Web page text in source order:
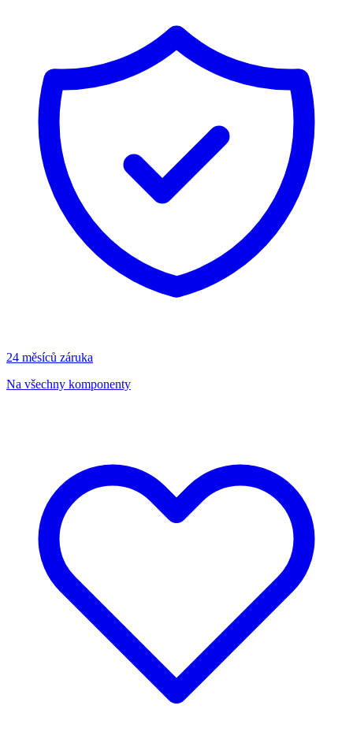
24 měsíců záruka
Na všechny komponenty